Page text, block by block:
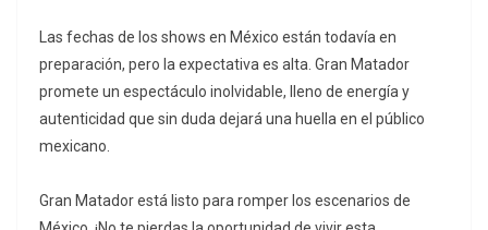
Las fechas de los shows en México están todavía en
preparación, pero la expectativa es alta. Gran Matador
promete un espectáculo inolvidable, lleno de energía y
autenticidad que sin duda dejará una huella en el público
mexicano.
Gran Matador está listo para romper los escenarios de